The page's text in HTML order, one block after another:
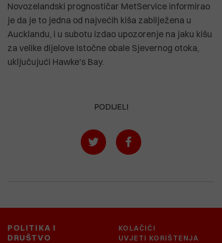
Novozelandski prognostičar MetService informirao
je da je to jedna od najvećih kiša zabilježena u
Aucklandu, i u subotu izdao upozorenje na jaku kišu
za velike dijelove istočne obale Sjevernog otoka,
uključujući Hawke's Bay.
PODIJELI
POLITIKA I
DRUŠTVO
KOLAČIĆI
UVJETI KORIŠTENJA